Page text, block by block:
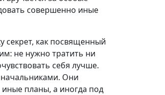
совершенно иные
секрет, как посвященный
не нужно тратить ни
себя лучше.
Они
планы, а иногда под